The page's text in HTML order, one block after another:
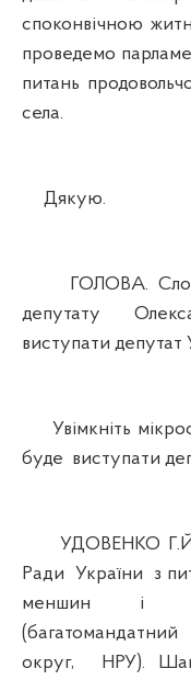
споконвічною
проведемо
питань
села.
Дякую.
ГОЛОВА.
депутату
виступати
Увімкніть
буде виступати
УДОВЕНКО Г.Й.,
Ради України з
меншин і
округ, НРУ).